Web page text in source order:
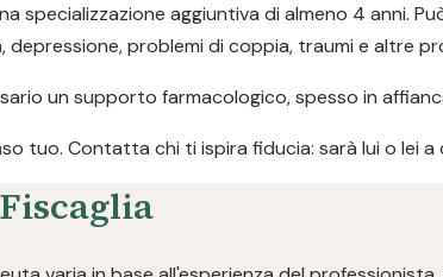
specializzazione aggiuntiva di almeno 4 anni.
problemi di coppia, traumi e altre
un supporto farmacologico, spesso in
tuo. Contatta chi ti ispira fiducia: sarà lui o lei